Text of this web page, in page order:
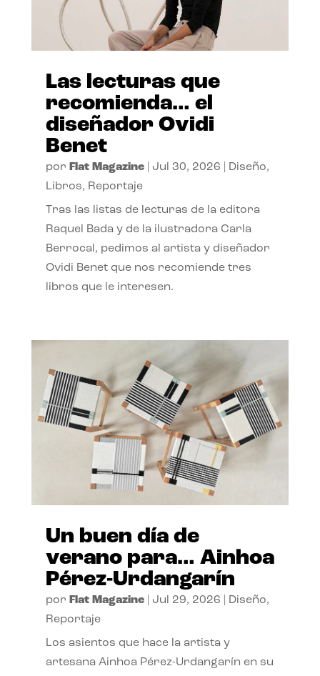
Las lecturas que
recomienda… el
diseñador Ovidi
Benet
por Flat Magazine| Jul 30, 2026 Diseño,
Libros, Reportaje
Tras las listas de lecturas de la editora
Raquel Bada y de la ilustradora Carla
Berrocal, pedimos al artista y diseñador
Ovidi Benet que nos recomiende tres
libros que le interesen.
Un buen día de
verano para… Ainhoa
Pérez-Urdangarín
por Flat Magazine| Jul 29, 2026 Diseño,
Reportaje
Los asientos que hace la artista y
artesana Ainhoa Pérez-Urdangarín en su